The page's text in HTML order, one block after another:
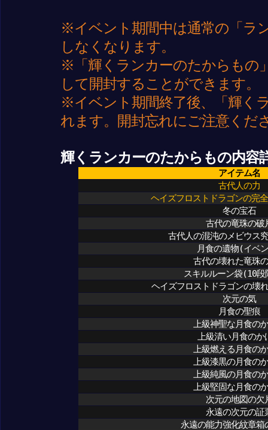
※イベント期間中は通常の「ラ
しなくなります。
※「輝くランカーのたからもの
して開封することができます。
※イベント期間終了後、「輝く
れます。開封忘れにご注意くだ
輝くランカーのたからもの内容
アイテム名
古代人の力
ヘイズフロストドラゴンの完
冬の宝石
古代の竜珠の破
古代人の混沌のメビウス
月食の遺物(イベ
古代の壊れた竜珠
スキルルーン袋(10
ヘイズフロストドラゴンの壊
次元の気
月食の聖痕
上級神聖な月食の
上級清い月食のか
上級燃える月食の
上級漆黒の月食の
上級純風の月食の
上級堅固な月食の
次元の地図の欠
永遠の次元の証
永遠の能力強化紋章箱